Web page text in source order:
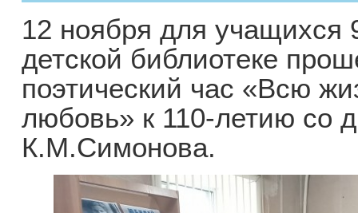
12 ноября для
детской библиотеке
поэтический час «Всю
любовь» к 110-летию со
К.М.Симонова.